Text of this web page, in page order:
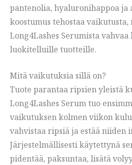
pantenolia, hyaluronihappoa ja
koostumus tehostaa vaikutusta,
Long4Lashes Serumista
luokitelluille tuotteille.
Mitä vaikutuksia sillä on?
Tuote parantaa ripsien yleistä
Long4Lashes Serum tuo
vaikutuksen kolmen viikon
vahvistaa ripsiä ja estää niiden
Järjestelmällisesti käytettynä
pidentää, paksuntaa, lisätä